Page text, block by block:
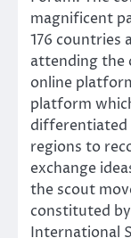
magnificent
176 countries
attending the
online
platform
differentiated
regions to
exchange
the scout
constituted
International